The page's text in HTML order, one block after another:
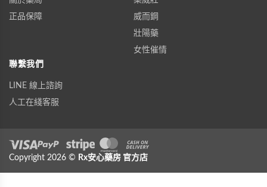
正品保障
威而鋼
壯陽藥
女性催情
聯繫我們
LINE 線上諮詢
人工在綫客服
Visa PayPalStripe MasterCardCash On Delivery
Copyright 2026 © Rx安心藥房 官方店